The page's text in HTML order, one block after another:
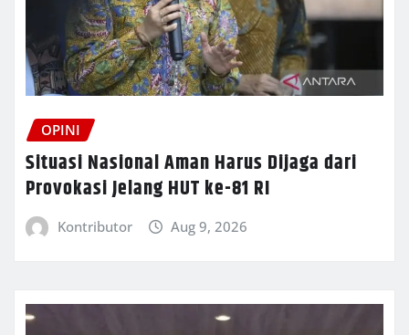
OPINI
Situasi Nasional Aman Harus Dijaga dari
Provokasi Jelang HUT ke-81 RI
Kontributor Aug 9, 2026